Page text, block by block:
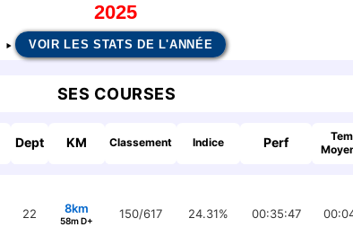
2025
VOIR LES STATS DE L'ANNÉE
SES COURSES
Dept KM Classement Indice Perf
22 8km
58m D+ 150/617 24.31% 00:35:47